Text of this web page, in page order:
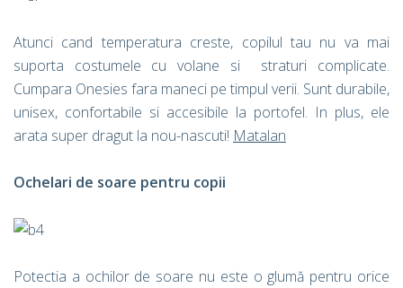
Atunci cand temperatura creste, copilul tau nu va mai
suporta costumele cu volane si straturi complicate.
Cumpara Onesies fara maneci pe timpul verii. Sunt durabile,
unisex, confortabile si accesibile la portofel. In plus, ele
arata super dragut la nou-nascuti! Matalan
Ochelari de soare pentru copii
Potectia a ochilor de soare nu este o glumă pentru orice